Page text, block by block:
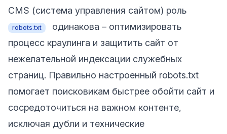
CMS (система управления сайтом) роль
robots.txt
одинакова – оптимизировать
процесс краулинга и защитить сайт от
нежелательной индексации служебных
страниц. Правильно настроенный robots.txt
помогает поисковикам быстрее обойти сайт и
сосредоточиться на важном контенте,
исключая дубли и технические